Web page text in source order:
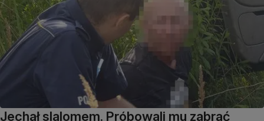
Jechał slalomem. Próbowali mu zabrać